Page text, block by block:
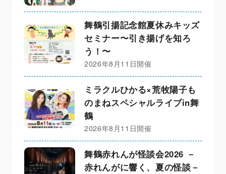
舞鶴引揚記念館夏休みキッズ
セミナー〜引き揚げを知ろ
う！〜
2026年8月11日開催
ミラクルひかる×荒牧陽子も
のまねスペシャルライブin舞
鶴
2026年8月11日開催
舞鶴赤れんが怪談会2026 －
赤れんがに響く、夏の怪談－